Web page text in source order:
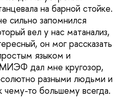
на барной стойке.
сильно запомнился
вел у нас матанализ,
он мог рассказать
языком и
МИЭФ дал мне кругозор,
разными людьми и
то большему всегда.